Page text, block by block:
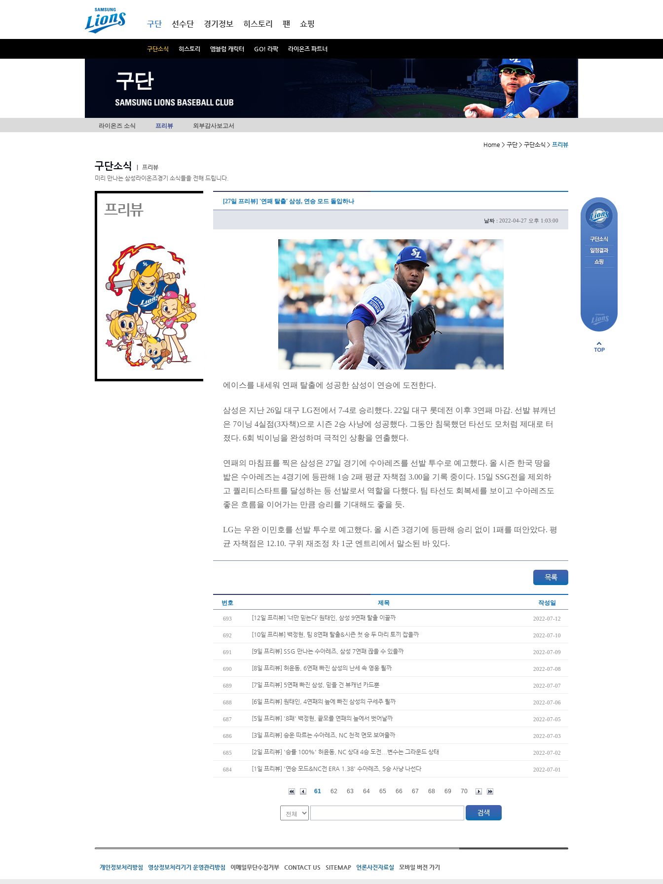
구단
구단소식 히스토리 엠블럼 캐릭터 GO! 라팍 라이온즈 파트너
선수단 경기정보 히스토리 팬 쇼핑
구단
라이온즈 소식 프리뷰 외부감사보고서
Home > 구단 > 구단소식 > 프리뷰
구단소식
프리뷰
미리 만나는 삼성라이온즈경기 소식들을 전해 드립니다.
프리뷰 [27일 프리뷰] '연패 탈출' 삼성, 연승 모드 돌입하나
날짜 : 2022-04-27 오후 1:03:00
에이스를 내세워 연패 탈출에 성공한 삼성이 연승에 도전한다.
삼성은 지난 26일 대구 LG전에서 7-4로 승리했다. 22일 대구 롯데전 이후 3연패 마감. 선발 뷰캐넌
은 7이닝 4실점(3자책)으로 시즌 2승 사냥에 성공했다. 그동안 침묵했던 타선도 모처럼 제대로 터
졌다. 6회 빅이닝을 완성하며 극적인 상황을 연출했다.
연패의 마침표를 찍은 삼성은 27일 경기에 수아레즈를 선발 투수로 예고했다. 올 시즌 한국 땅을
밟은 수아레즈는 4경기에 등판해 1승 2패 평균 자책점 3.00을 기록 중이다. 15일 SSG전을 제외하
고 퀄리티스타트를 달성하는 등 선발로서 역할을 다했다. 팀 타선도 회복세를 보이고 수아레즈도
좋은 흐름을 이어가는 만큼 승리를 기대해도 좋을 듯.
LG는 우완 이민호를 선발 투수로 예고했다. 올 시즌 3경기에 등판해 승리 없이 1패를 떠안았다. 평
균 자책점은 12.10. 구위 재조정 차 1군 엔트리에서 말소된 바 있다.
번호 제목 작성일
693 [12일 프리뷰] ‘너만 믿는다’ 원태인, 삼성 9연패 탈출 이끌까 2022-07-12
692 [10일 프리뷰] 백정현, 팀 8연패 탈출&시즌 첫 승 두 마리 토끼 잡을까 2022-07-10
691 [9일 프리뷰] SSG 만나는 수아레즈, 삼성 7연패 끊을 수 있을까 2022-07-09
690 [8일 프리뷰] 허윤동, 6연패 빠진 삼성의 난세 속 영웅 될까 2022-07-08
689 [7일 프리뷰] 5연패 빠진 삼성, 믿을 건 뷰캐넌 카드뿐 2022-07-07
688 [6일 프리뷰] 원태인, 4연패의 늪에 빠진 삼성의 구세주 될까 2022-07-06
687 [5일 프리뷰] '8패' 백정현, 끝모를 연패의 늪에서 벗어날까 2022-07-05
686 [3일 프리뷰] 승운 따르는 수아레즈, NC 천적 면모 보여줄까 2022-07-03
685 [2일 프리뷰] '승률 100%' 허윤동, NC 상대 4승 도전...변수는 그라운드 상태 2022-07-02
684 [1일 프리뷰] '연승 모드&NC전 ERA 1.38' 수아레즈, 5승 사냥 나선다 2022-07-01
61 62 63 64 65 66 67 68 69 70
개인정보처리방침 영상정보처리기기 운영관리방침 이메일무단수집거부 CONTACT US SITEMAP 언론사진자료실 모바일 버전 가기